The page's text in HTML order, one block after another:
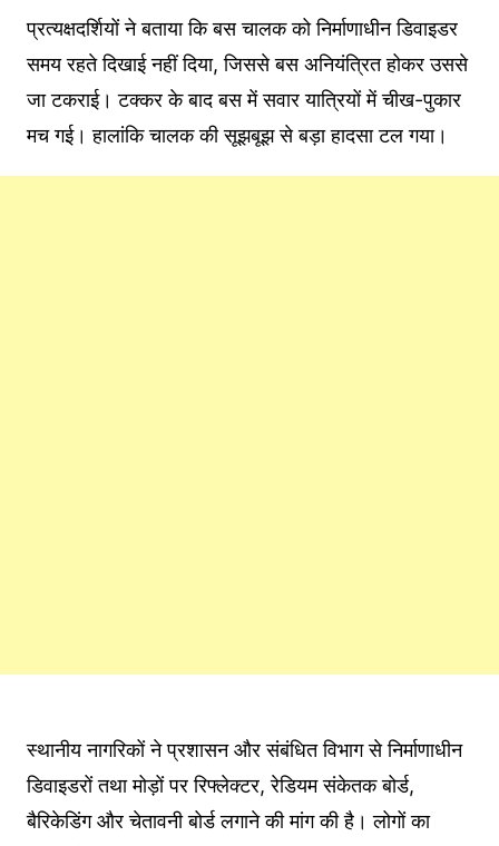
प्रत्यक्षदर्शियों ने बताया कि बस चालक को निर्माणाधीन डिवाइडर
समय रहते दिखाई नहीं दिया, जिससे बस अनियंत्रित होकर उससे
जा टकराई। टक्कर के बाद बस में सवार यात्रियों में चीख-पुकार
मच गई। हालांकि चालक की सूझबूझ से बड़ा हादसा टल गया।
स्थानीय नागरिकों ने प्रशासन और संबंधित विभाग से निर्माणाधीन
डिवाइडरों तथा मोड़ों पर रिफ्लेक्टर, रेडियम संकेतक बोर्ड,
बैरिकेडिंग और चेतावनी बोर्ड लगाने की मांग की है। लोगों का